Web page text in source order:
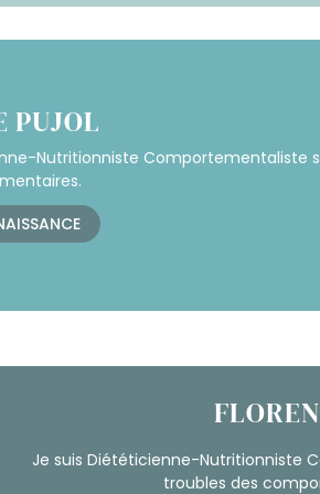
PUJOL
Nutritionniste Comportementaliste
Je suis Diététicienne-Nutritionniste
troubles des